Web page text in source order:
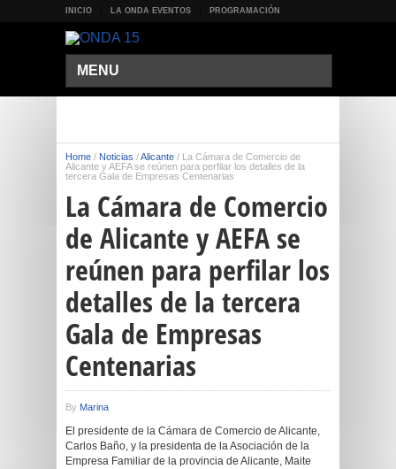
INICIO LA ONDA EVENTOS PROGRAMACIÓN
MENU
Home / Noticias /Alicante / La Cámara de Comercio de
Alicante y AEFA se reúnen para perfilar los detalles de la
tercera Gala de Empresas Centenarias
La Cámara de Comercio
de Alicante y AEFA se
reúnen para perfilar los
detalles de la tercera
Gala de Empresas
Centenarias
By Marina
El presidente de la Cámara de Comercio de Alicante,
Carlos Baño, y la presidenta de la Asociación de la
Empresa Familiar de la provincia de Alicante, Maite